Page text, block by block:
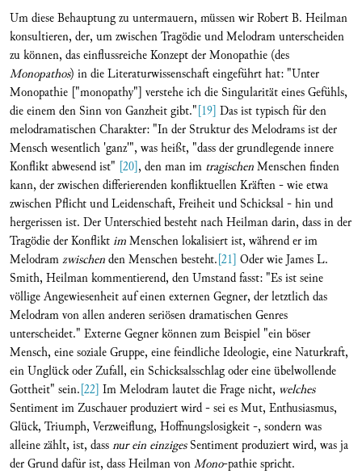
Um diese Behauptung zu untermauern, müssen wir Robert B. Heilman
konsultieren, der, um zwischen Tragödie und Melodram unterscheiden
zu können, das einflussreiche Konzept der Monopathie (des
Monopathos) in die Literaturwissenschaft eingeführt hat: "Unter
Monopathie ["monopathy"] verstehe ich die Singularität eines Gefühls,
die einem den Sinn von Ganzheit gibt."[19] Das ist typisch für den
melodramatischen Charakter: "In der Struktur des Melodrams ist der
Mensch wesentlich 'ganz'", was heißt, "dass der grundlegende innere
Konflikt abwesend ist" [20], den man im tragischenMenschen finden
kann, der zwischen differierenden konfliktuellen Kräften - wie etwa
zwischen Pflicht und Leidenschaft, Freiheit und Schicksal - hin und
hergerissen ist. Der Unterschied besteht nach Heilman darin, dass in der
Tragödie der KonfliktimMenschen lokalisiert ist, während er im
Melodramzwischenden Menschen besteht.[21] Oder wie James L.
Smith, Heilman kommentierend, den Umstand fasst: "Es ist seine
völlige Angewiesenheit auf einen externen Gegner, der letztlich das
Melodram von allen anderen seriösen dramatischen Genres
unterscheidet." Externe Gegner können zum Beispiel "ein böser
Mensch, eine soziale Gruppe, eine feindliche Ideologie, eine Naturkraft,
ein Unglück oder Zufall, ein Schicksalsschlag oder eine übelwollende
Gottheit" sein.[22] Im Melodram lautet die Frage nicht, welches
Sentiment im Zuschauer produziert wird - sei es Mut, Enthusiasmus,
Glück, Triumph, Verzweiflung, Hoffnungslosigkeit -, sondern was
alleine zählt, ist, dassnur ein einzigesSentiment produziert wird, was ja
der Grund dafür ist, dass Heilman vonMono-pathie spricht.